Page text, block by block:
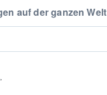
auf der ganzen Welt